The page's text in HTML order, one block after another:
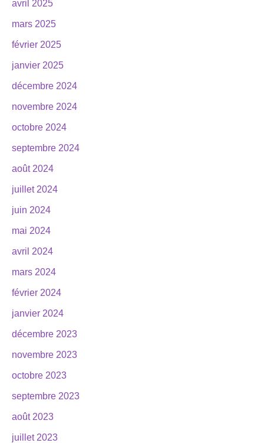
avril 2025
mars 2025
février 2025
janvier 2025
décembre 2024
novembre 2024
octobre 2024
septembre 2024
août 2024
juillet 2024
juin 2024
mai 2024
avril 2024
mars 2024
février 2024
janvier 2024
décembre 2023
novembre 2023
octobre 2023
septembre 2023
août 2023
juillet 2023